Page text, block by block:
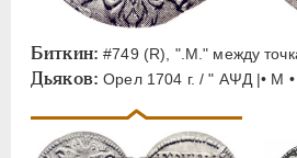
Биткин: #749 (R), ".M." между
Дьяков: Орел 1704 г. / " АΨД |• М